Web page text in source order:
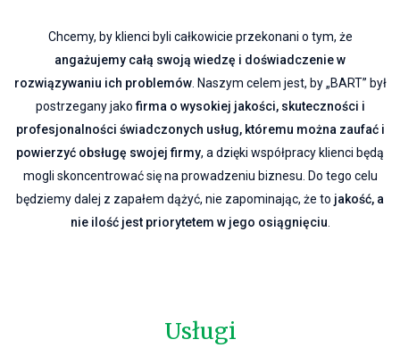
Chcemy, by klienci byli całkowicie przekonani o tym, że
angażujemy całą swoją wiedzę i doświadczenie w
rozwiązywaniu ich problemów. Naszym celem jest, by „BART” był
postrzegany jakofirma o wysokiej jakości, skuteczności i
profesjonalności świadczonych usług, któremu można zaufać i
powierzyć obsługę swojej firmy, a dzięki współpracy klienci będą
mogli skoncentrować się na prowadzeniu biznesu. Do tego celu
będziemy dalej z zapałem dążyć, nie zapominając, że to jakość, a
nie ilość jest priorytetem w jego osiągnięciu
Usługi